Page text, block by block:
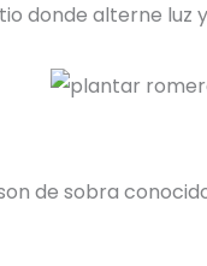
donde alterne luz
de sobra